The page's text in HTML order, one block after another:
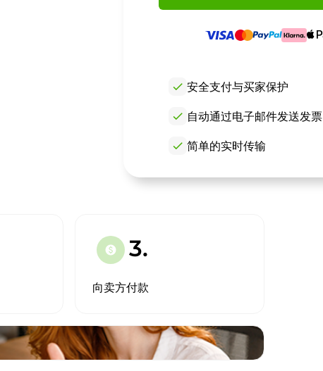
check 安全支付与买家保护
check 自动通过电子邮件发送发票
check 简单的实时传输
paid 3.
向卖方付款